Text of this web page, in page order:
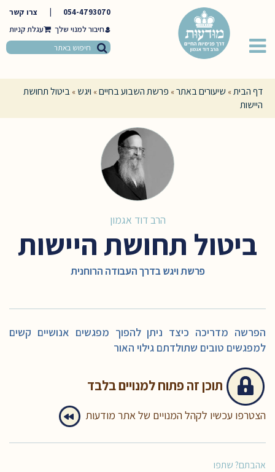
054-4793070
צרו קשר
חיבור למנוי שלך
דף הבית» שיעורים באתר» פרשת השבוע בחיים» ויגש » ביטול תחושת
היישות
הרב דוד אגמון
ביטול תחושת היישות
פרשת ויגש בדרך העבודה הרוחנית
הפרשה מדריכה כיצד ניתן להפוך מפגשים אנושיים קשים
למפגשים טובים שתולדתם גילוי האור
תוכן זה פתוח למנויים בלבד
הצטרפו עכשיו לקהל המנויים של אתר מודעות
אהבתם? שתפו